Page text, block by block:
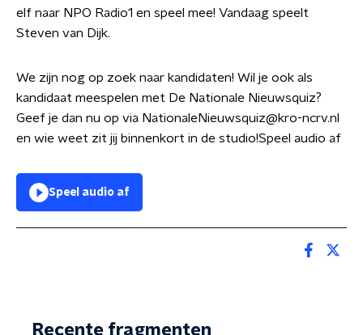
elf naar NPO Radio1 en speel mee! Vandaag speelt
Steven van Dijk.
We zijn nog op zoek naar kandidaten! Wil je ook als
kandidaat meespelen met De Nationale Nieuwsquiz?
Geef je dan nu op via NationaleNieuwsquiz@kro-ncrv.nl
en wie weet zit jij binnenkort in de studio!Speel audio af
Speel audio af
Recente fragmenten